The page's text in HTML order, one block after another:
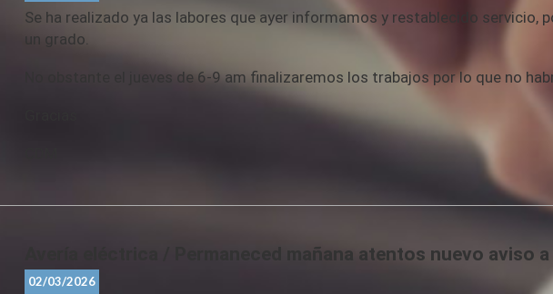
Se ha realizado ya las labores que ayer informamos y restablecido servicio,
un grado.
No obstante el jueves de 6-9 am finalizaremos los trabajos por lo que no
Avería eléctrica / Permaneced mañana atentos nuevo aviso
02/03/2026